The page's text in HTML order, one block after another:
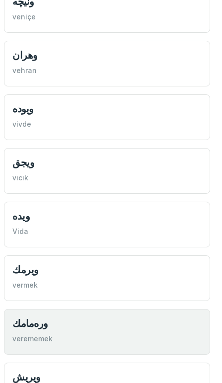
veniçe
وهران
vehran
ويوده
vivde
ویجق
vıcık
ویده
Vida
ويرمك
vermek
وره‌مامك
verememek
ويريش